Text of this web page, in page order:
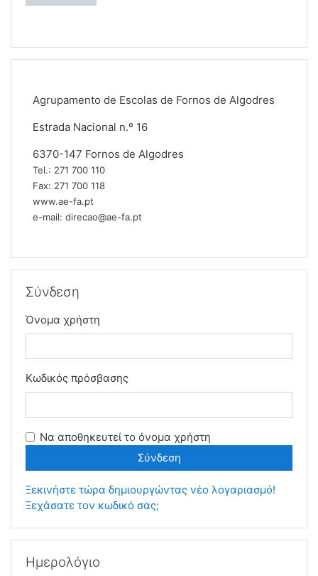
Agrupamento de Escolas de Fornos de Algodres
Estrada Nacional n.º 16
6370-147 Fornos de Algodres
Tel.: 271 700 110
Fax: 271 700 118
www.ae-fa.pt
e-mail: direcao@ae-fa.pt
Σύνδεση
Όνομα χρήστη
Κωδικός πρόσβασης
Να αποθηκευτεί το όνομα χρήστη
Ξεκινήστε τώρα δημιουργώντας νέο λογαριασμό!
Ξεχάσατε τον κωδικό σας;
Ημερολόγιο